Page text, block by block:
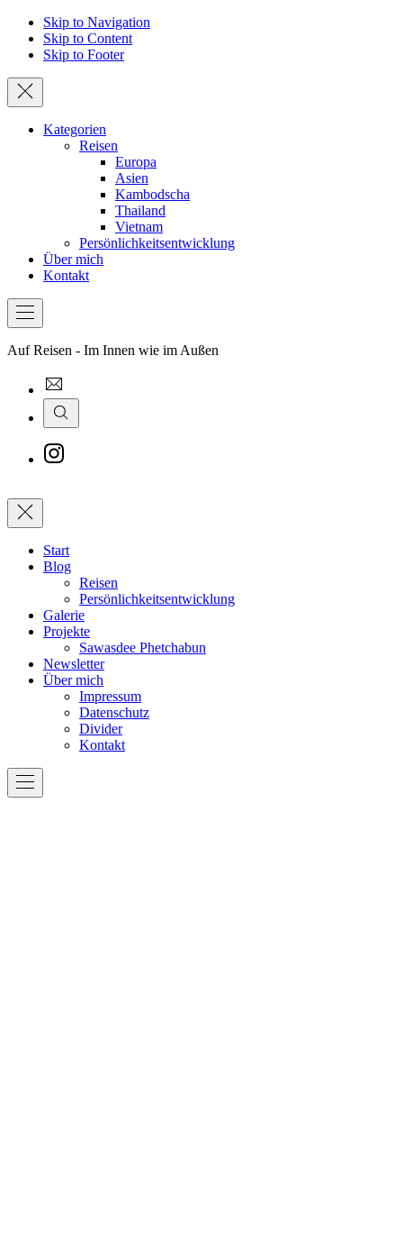
Skip to Navigation
Skip to Content
Skip to Footer
Schließen
Kategorien
Reisen
Europa
Asien
Kambodscha
Thailand
Vietnam
Persönlichkeitsentwicklung
Über mich
Kontakt
Bar
Navigation
Auf Reisen - Im Innen wie im Außen
Search
Schließen
Start
Blog
Reisen
Persönlichkeitsentwicklung
Galerie
Projekte
Sawasdee Phetchabun
Newsletter
Über mich
Impressum
Datenschutz
Divider
Kontakt
Navigation